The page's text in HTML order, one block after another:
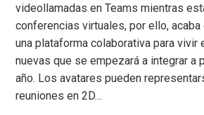
videollamadas en Teams mientras
conferencias virtuales, por ello, acaba
una plataforma colaborativa para vivir
nuevas que se empezará a integrar a
año. Los avatares pueden
reuniones en 2D…